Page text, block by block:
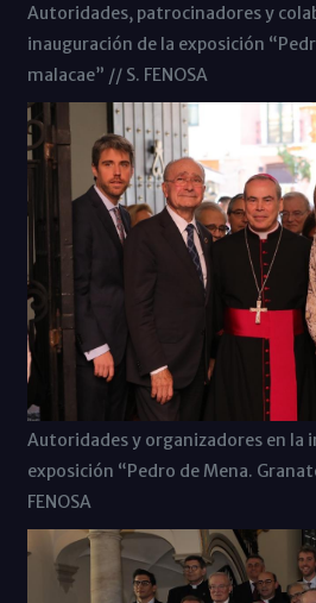
Autoridades, patrocinadores y
inauguración de la exposición
malacae” // S. FENOSA
Autoridades y organizadores en la
exposición “Pedro de Mena.
FENOSA